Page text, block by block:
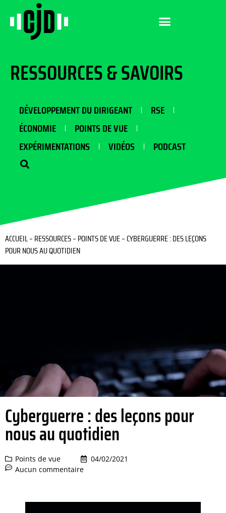
RESSOURCES & SAVOIRS
DÉVELOPPEMENT DU DIRIGEANT
RSE
ÉCONOMIE
POINTS DE VUE
EXPÉRIMENTATIONS
VIDÉOS PODCAST
ACCUEIL– RESSOURCES– POINTS DE VUE–CYBERGUERRE : DES LEÇONS
POUR NOUS AU QUOTIDIEN
Cyberguerre : des leçons pour
nous au quotidien
Points de vue
04/02/2021
Aucun commentaire